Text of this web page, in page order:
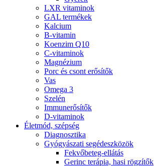
LXR vitaminok
GAL termékek
Kalcium
B-vitamin
Koenzim Q10
C-vitaminok
Magnézium
Porc és csont erősítők
Vas
Omega 3
Szelén
Immunerősítők
D-vitaminok
Életmód, szépség
Diagnosztika
Gyógyászati segédeszközök
Fekvőbeteg-ellátás
Gerinc terápia, hasi rögzítők